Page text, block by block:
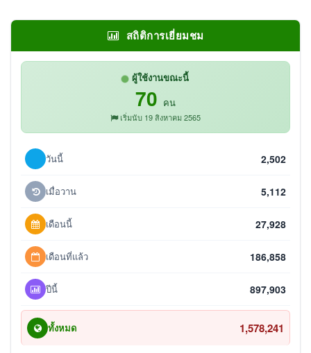
สถิติการเยี่ยมชม
ผู้ใช้งานขณะนี้
70 คน
เริ่มนับ 19 สิงหาคม 2565
วันนี้ 2,502
เมื่อวาน 5,112
เดือนนี้ 27,928
เดือนที่แล้ว 186,858
ปีนี้ 897,903
ทั้งหมด 1,578,241